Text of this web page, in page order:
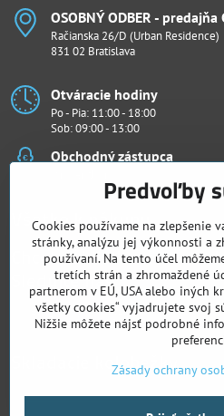
OSOBNÝ ODBER -
Račianska 26/D (Urban Residence)
831 02 Bratislava
Otváracie hodiny
Po - Pia: 11:00 - 18:00
Sob: 09:00 - 13:00
Obchodný zástupca
Všetko k nákupu
Chcete vidieť naše
Sledujte nás
Facebook Instagram
Skladacie kolobežky
Predvoľby
Cookies používame na zlepšenie
stránky, analýzu jej výkonnosti a
používaní. Na tento účel
tretích strán a zhromaždené
partnerom v EÚ, USA alebo iných
všetky cookies“ vyjadrujete svoj
Nižšie môžete nájsť podrobné
Zásady ochrany